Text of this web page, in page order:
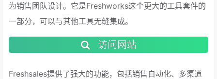
为销售团队设计。它是Freshworks这个更大的工具套件的
一部分，可以与其他工具无缝集成。
访问网站
Freshsales提供了强大的功能，包括销售自动化、多渠道